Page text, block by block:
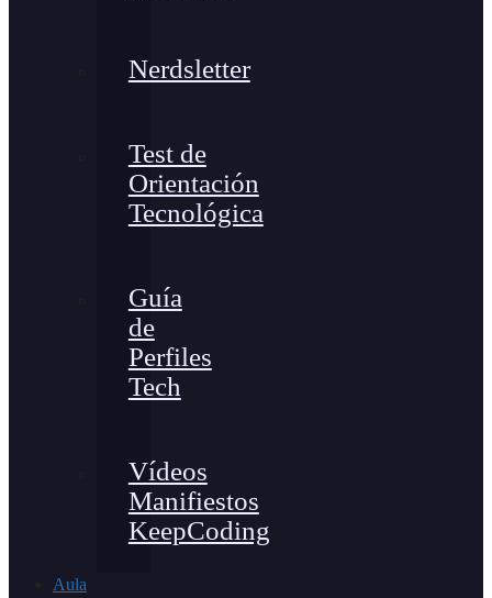
Nerdsletter
Test de
Orientación
Tecnológica
Guía
de
Perfiles
Tech
Vídeos
Manifiestos
KeepCoding
Aula